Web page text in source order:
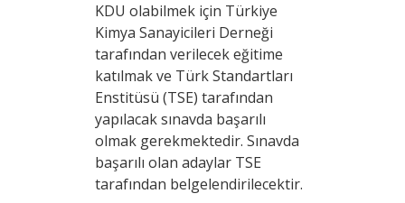
KDU olabilmek için Türkiye
Kimya Sanayicileri Derneği
tarafından verilecek eğitime
katılmak ve Türk Standartları
Enstitüsü (TSE) tarafından
yapılacak sınavda başarılı
olmak gerekmektedir. Sınavda
başarılı olan adaylar TSE
tarafından belgelendirilecektir.